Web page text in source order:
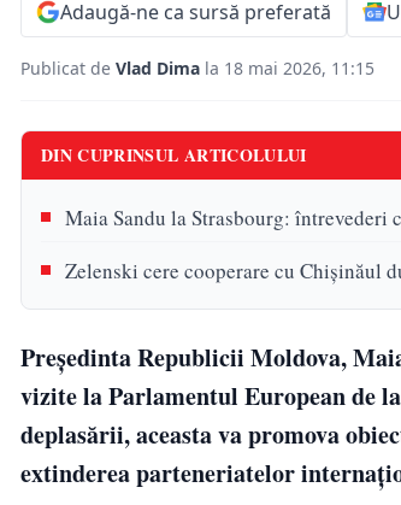
Adaugă-ne ca sursă preferată
Publicat de Vlad Dima la 18 mai 2026, 11:15
DIN CUPRINSUL ARTICOLULUI
Maia Sandu la Strasbourg:
Zelenski cere cooperare cu Chișinăul
Preşedinta Republicii Moldova,
vizite la Parlamentul European de
deplasării, aceasta va promova
extinderea parteneriatelor